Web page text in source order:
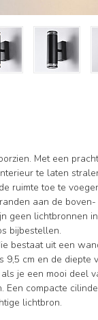
Met een
te laten
ruimte toe te
aan de
geen lichtbronnen
bijbestellen.
bestaat uit een
cm en de diepte
je een mooi deel
compacte
lichtbron.